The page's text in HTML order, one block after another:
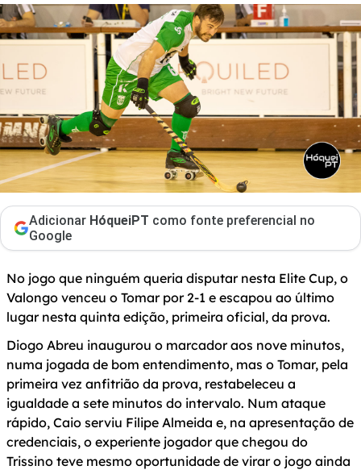
Adicionar HóqueiPT como fonte preferencial no
Google
No jogo que ninguém queria disputar nesta Elite Cup, o
Valongo venceu o Tomar por 2-1 e escapou ao último
lugar nesta quinta edição, primeira oficial, da prova.
Diogo Abreu inaugurou o marcador aos nove minutos,
numa jogada de bom entendimento, mas o Tomar, pela
primeira vez anfitrião da prova, restabeleceu a
igualdade a sete minutos do intervalo. Num ataque
rápido, Caio serviu Filipe Almeida e, na apresentação de
credenciais, o experiente jogador que chegou do
Trissino teve mesmo oportunidade de virar o jogo ainda